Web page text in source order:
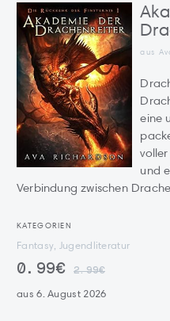
aus
eine
und
Verbindung zwischen
KATEGORIEN
Fantasy, Jugendliteratur
0.99€ 2.99€
aus 6. August 2026